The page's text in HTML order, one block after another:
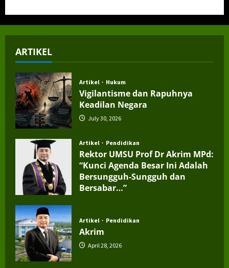
ARTIKEL
Artikel Hukum
Vigilantisme dan Rapuhnya
Keadilan Negara
July 30, 2026
Artikel Pendidikan
Rektor UMSU Prof Dr Akrim MPd:
“Kunci Agenda Besar Ini Adalah
Bersungguh-Sungguh dan
Bersabar…”
Artikel Pendidikan
Akrim
April 28, 2026